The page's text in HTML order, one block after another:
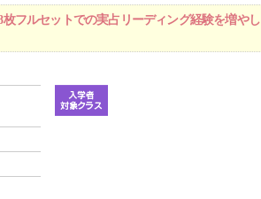
フルセットでの実占リーディング経験を増やし